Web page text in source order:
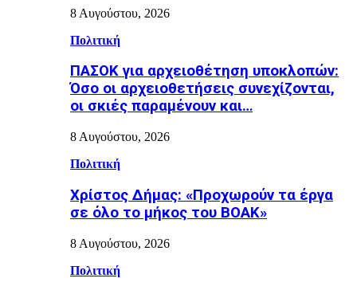
8 Αυγούστου, 2026
Πολιτική
ΠΑΣΟΚ για αρχειοθέτηση υποκλοπών:
Όσο οι αρχειοθετήσεις συνεχίζονται,
οι σκιές παραμένουν και…
8 Αυγούστου, 2026
Πολιτική
Χρίστος Δήμας: «Προχωρούν τα έργα
σε όλο το μήκος του ΒΟΑΚ»
8 Αυγούστου, 2026
Πολιτική